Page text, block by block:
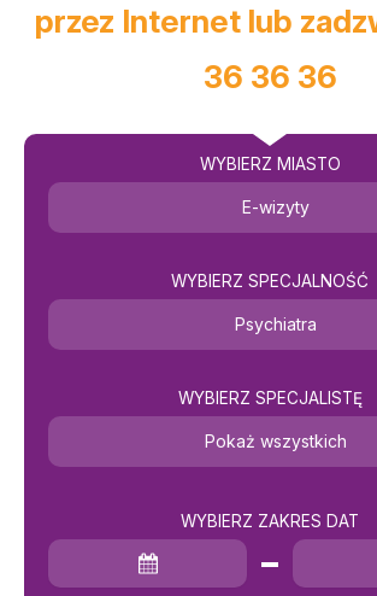
przez Internet lub
36 36 36
WYBIERZ MIASTO
E-wizyty
WYBIERZ SPECJALNOŚĆ
Psychiatra
WYBIERZ SPECJALISTĘ
Pokaż wszystkich
WYBIERZ ZAKRES DAT
Data rozpoczęcia
Data zakończenia